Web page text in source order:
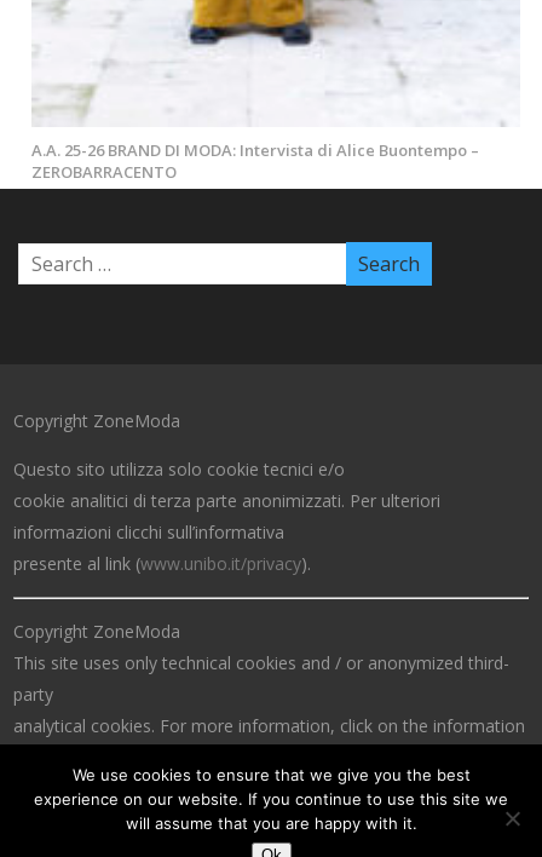
A.A. 25-26 BRAND DI MODA: Intervista di Alice Buontempo –
ZEROBARRACENTO
Copyright ZoneModa
Questo sito utilizza solo cookie tecnici e/o
cookie analitici di terza parte anonimizzati. Per ulteriori
informazioni clicchi sull’informativa
presente al link (www.unibo.it/privacy).
Copyright ZoneModa
This site uses only technical cookies and / or anonymized third-
party
analytical cookies. For more information, click on the information
We use cookies to ensure that we give you the best
experience on our website. If you continue to use this site we
will assume that you are happy with it.